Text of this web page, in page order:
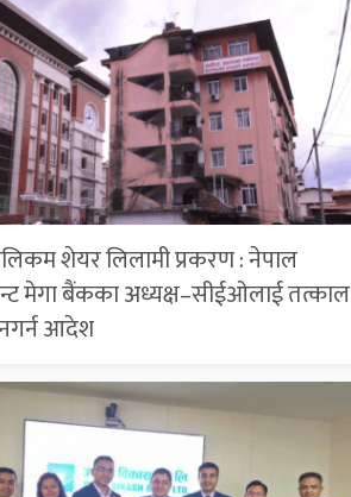
शेयर लिलामी प्रकरण : नेपाल
मेगा बैंकका अध्यक्ष–सीईओलाई तत्काल
आदेश